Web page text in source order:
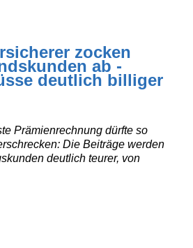
zocken
ab -
deutlich billiger
Prämienrechnung dürfte so
Die Beiträge werden
deutlich teurer, von